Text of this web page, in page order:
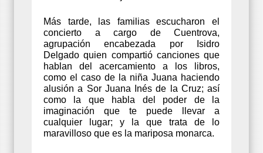
Más tarde, las familias escucharon el
concierto a cargo de Cuentrova,
agrupación encabezada por Isidro
Delgado quien compartió canciones que
hablan del acercamiento a los libros,
como el caso de la niña Juana haciendo
alusión a Sor Juana Inés de la Cruz; así
como la que habla del poder de la
imaginación que te puede llevar a
cualquier lugar; y la que trata de lo
maravilloso que es la mariposa monarca.